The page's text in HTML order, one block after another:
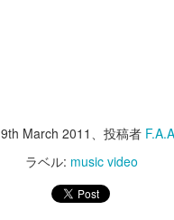
9th March 2011 、投稿者
ラベル: music video